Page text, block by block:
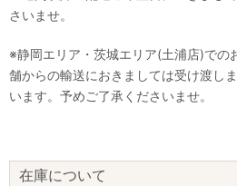
さいませ。
※静岡エリア・茨城エリア(土浦店)での
舗からの輸送におきましては受け渡し
います。予めご了承くださいませ。
在庫について